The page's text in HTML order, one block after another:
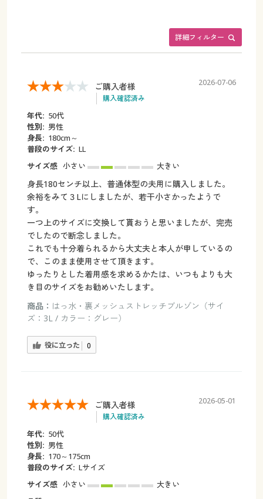
詳細フィルター
ご購入者様
購入確認済み
2026-07-06
年代: 50代
性別: 男性
身長: 180cm～
普段のサイズ: LL
サイズ感 小さい 大きい
身長180センチ以上、普通体型の夫用に購入しました。
余裕をみて３Lにしましたが、若干小さかったようで
す。
一つ上のサイズに交換して貰おうと思いましたが、完売
でしたので断念しました。
これでも十分着られるから大丈夫と本人が申しているの
で、このまま使用させて頂きます。
ゆったりとした着用感を求めるかたは、いつもよりも大
き目のサイズをお勧めいたします。
商品： はっ水・裏メッシュストレッチブルゾン（サイ
ズ：3L / カラー：グレー）
役に立った 0
ご購入者様
購入確認済み
2026-05-01
年代: 50代
性別: 男性
身長: 170～175cm
普段のサイズ: Lサイズ
サイズ感 小さい
大きい